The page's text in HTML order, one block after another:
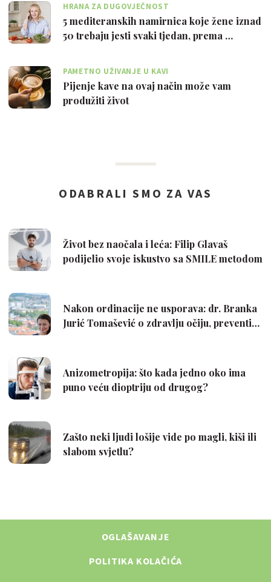
HRANA ZA DUGOVJEČNOST
5 mediteranskih namirnica koje žene iznad
50 trebaju jesti svaki tjedan, prema …
PAMETNO UŽIVANJE U KAVI
Pijenje kave na ovaj način može vam
produžiti život
OGLAŠAVANJE
POLITIKA KOLAČIĆA